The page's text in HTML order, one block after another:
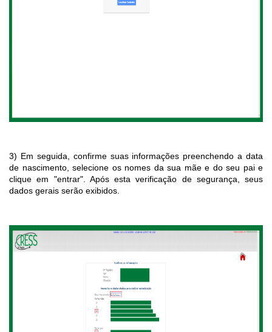
3) Em seguida, confirme suas informações preenchendo a data
de nascimento, selecione os nomes da sua mãe e do seu pai e
clique em "entrar". Após esta verificação de segurança, seus
dados gerais serão exibidos.